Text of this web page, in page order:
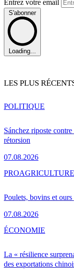
Entrez votre email
S'abonner
Loading...
LES PLUS
Sánchez riposte
rétorsion
07.08.2026
POLITIQUE
Poulets, bovins et
07.08.2026
PRO
La « résilience
des exportations
ÉCONOMIE